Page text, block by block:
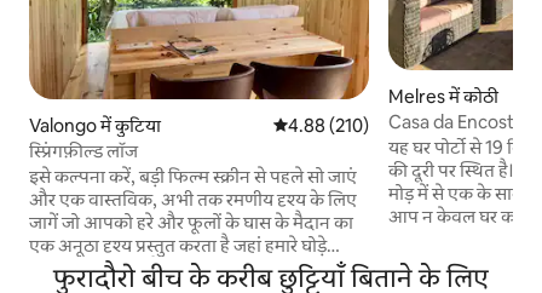
Valongo में कुटिया औसत रेटिंग 5 में से 4.88, 210 समीक्षाएँ
4.88 (210)
स्प्रिंगफ़ील्ड लॉज
इसे कल्पना करें, बड़ी फिल्म स्क्रीन से पहले सो जाएं
और एक वास्तविक, अभी तक रमणीय दृश्य के लिए
जागें जो आपको हरे और फूलों के घास के मैदान का
एक अनूठा दृश्य प्रस्तुत करता है जहां हमारे घोड़े
स्वतंत्र रूप से घूमते हैं और हंस और बतख शांति से
Melres में कोठी
Casa da Encosta
यह घर पोर्टो से 19
की दूरी पर स्थित है।
मोड़ में से एक के सामने
आप न केवल घर का
पूल क्षेत्र और 2
हैं। 3 बेडरूम के साथ,
फुरादौरो बीच के करीब छुट्टियाँ बिताने के लिए